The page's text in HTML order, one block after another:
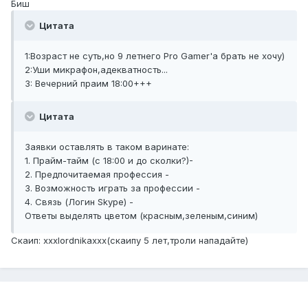
Биш
Цитата
1:Возраст не суть,но 9 летнего Pro Gamer'a брать не хочу)
2:Уши микрафон,адекватность...
3: Вечерний праим 18:00+++
Цитата
Заявки оставлять в таком варинате:
1. Прайм-тайм (с 18:00 и до сколки?)-
2. Предпочитаемая профессия -
3. Возможность играть за профессии -
4. Связь (Логин Skype) -
Ответы выделять цветом (красным,зеленым,синим)
Скаип: xxxlordnikaxxx(cкаипу 5 лет,троли нападайте)